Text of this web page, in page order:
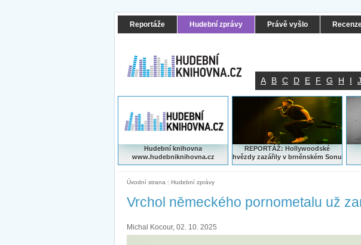
Reportáže Hudební zprávy Právě vyšlo
A B C D E F G H I J
Hudební knihovna
www.hudebniknihovna.cz
REPORTÁŽ: Hollywoodské
hvězdy zazářily v brněnském Sonu
Úvodní strana | Hudební zprávy
Vrchol německého pornometalu už
Michal Kocour, 02. 10. 2025